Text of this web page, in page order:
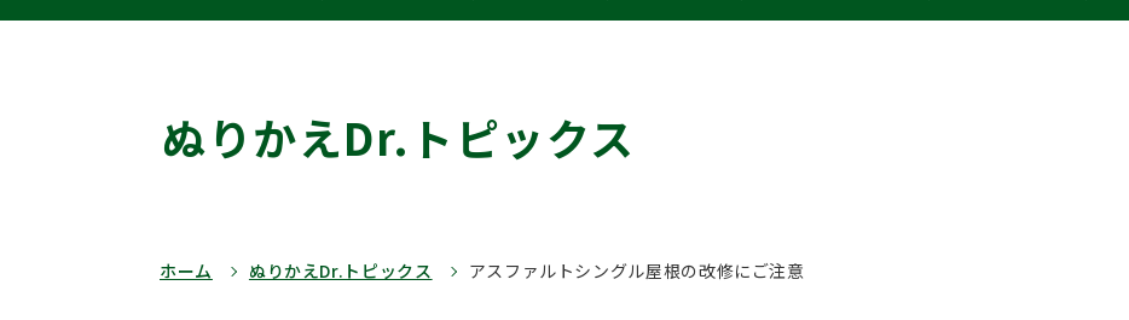
ぬりかえDr.トピックス
ホーム ぬりかえDr.トピックス アスファルトシングル屋根の改修にご注意